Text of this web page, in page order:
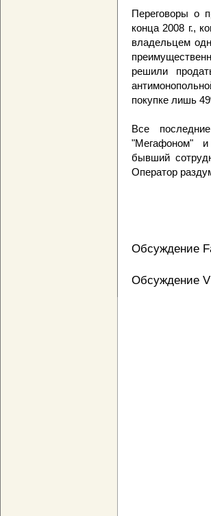
Переговоры о
конца 2008 г.,
владельцем
решили
покупке лишь
Все
"Мегафоном" и
бывший
Оператор
Обсуждение
Обсуждение